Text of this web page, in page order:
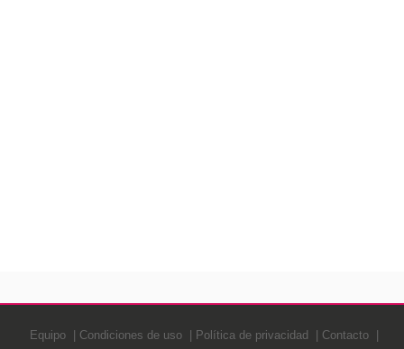
Equipo Condiciones de uso Política de privacidad Contacto